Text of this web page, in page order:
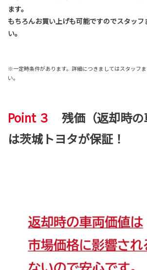
ます。
もちろんお買い上げも可能ですのでスタッフ
い。
※一定時条件があります。詳細につきましてはスタッフ
い。
Point ３
残価（返却時の
は茨城トヨタが保証！